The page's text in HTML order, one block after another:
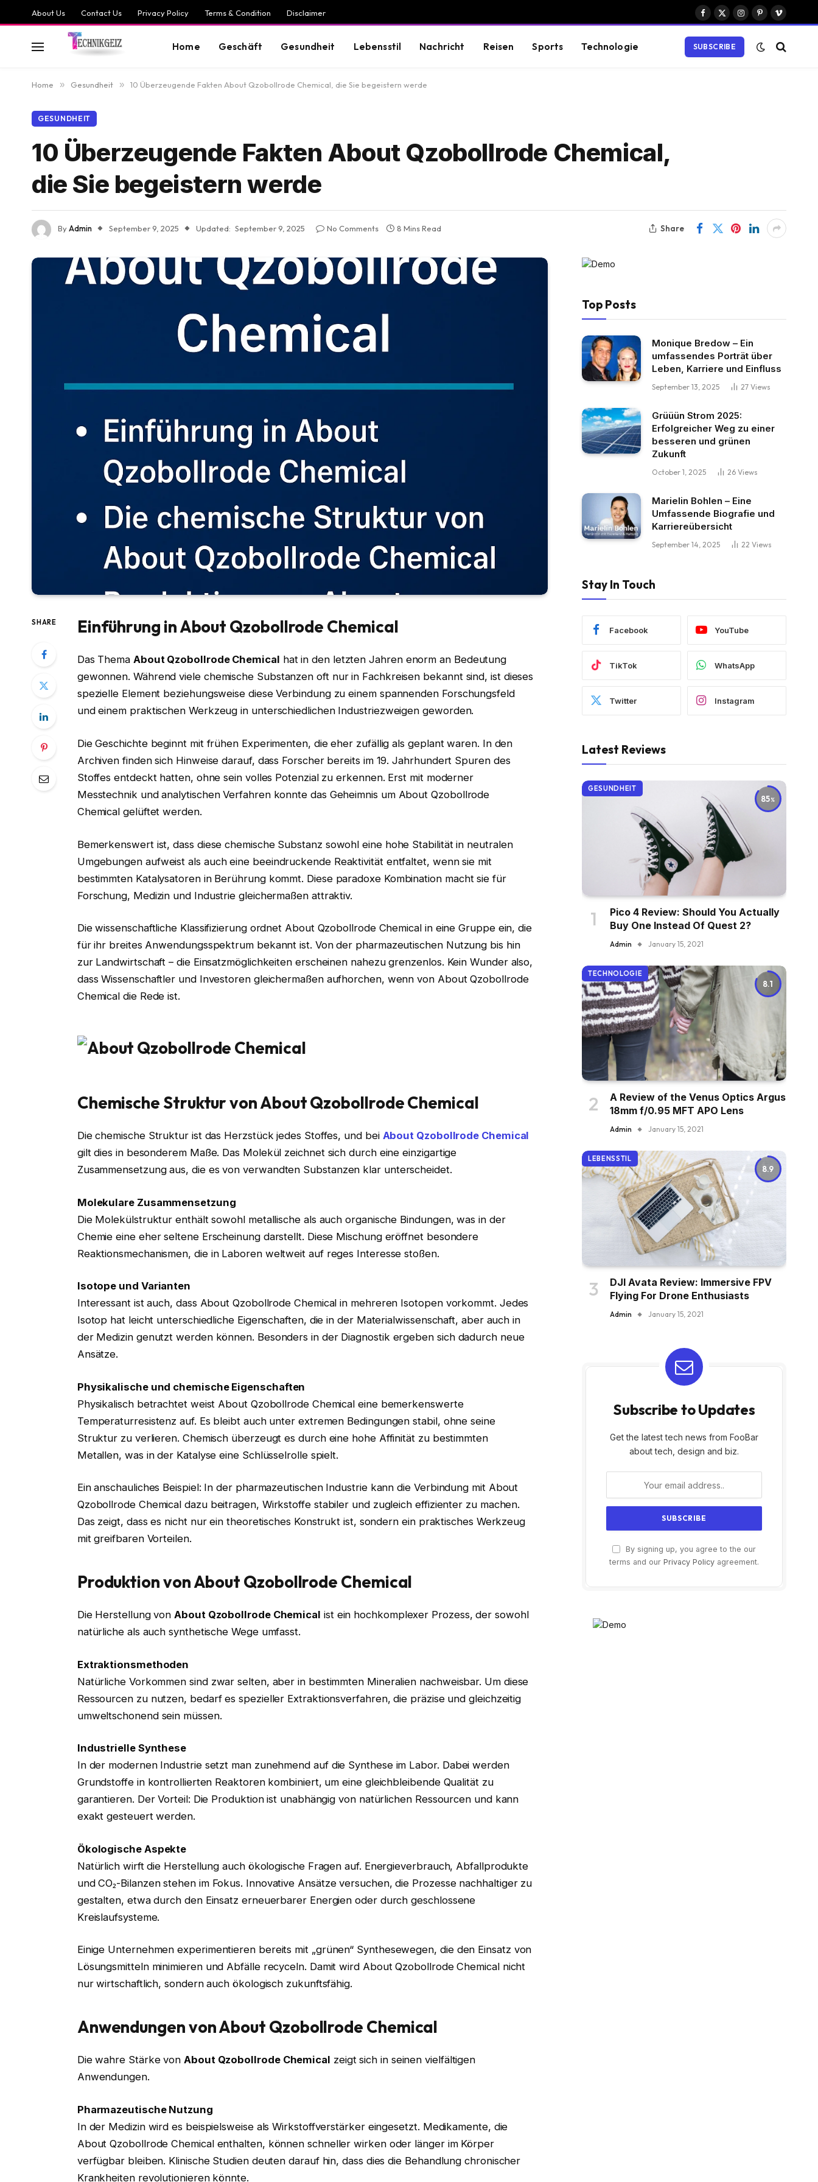
About Us Contact Us Privacy Policy Terms & Condition Disclaimer
Facebook
X
Instagram
PinterestVimeo
Home Geschäft Gesundheit Lebensstil Nachricht Reisen Sports Technologie SUBSCRIBE
Home » Gesundheit » 10 Überzeugende Fakten About Qzobollrode Chemical, die Sie begeistern werde
GESUNDHEIT
10 Überzeugende Fakten About Qzobollrode Chemical,
die Sie begeistern werde
ByAdmin September 9, 2025 Updated: September 9, 2025 No Comments 8 Mins Read Share
SHARE Einführung in About Qzobollrode Chemical
Das Thema About Qzobollrode Chemical hat in den letzten Jahren enorm an Bedeutung
gewonnen. Während viele chemische Substanzen oft nur in Fachkreisen bekannt sind, ist dieses
spezielle Element beziehungsweise diese Verbindung zu einem spannenden Forschungsfeld
und einem praktischen Werkzeug in unterschiedlichen Industriezweigen geworden.
Die Geschichte beginnt mit frühen Experimenten, die eher zufällig als geplant waren. In den
Archiven finden sich Hinweise darauf, dass Forscher bereits im 19. Jahrhundert Spuren des
Stoffes entdeckt hatten, ohne sein volles Potenzial zu erkennen. Erst mit moderner
Messtechnik und analytischen Verfahren konnte das Geheimnis um About Qzobollrode
Chemical gelüftet werden.
Bemerkenswert ist, dass diese chemische Substanz sowohl eine hohe Stabilität in neutralen
Umgebungen aufweist als auch eine beeindruckende Reaktivität entfaltet, wenn sie mit
bestimmten Katalysatoren in Berührung kommt. Diese paradoxe Kombination macht sie für
Forschung, Medizin und Industrie gleichermaßen attraktiv.
Die wissenschaftliche Klassifizierung ordnet About Qzobollrode Chemical in eine Gruppe ein, die
für ihr breites Anwendungsspektrum bekannt ist. Von der pharmazeutischen Nutzung bis hin
zur Landwirtschaft – die Einsatzmöglichkeiten erscheinen nahezu grenzenlos. Kein Wunder also,
dass Wissenschaftler und Investoren gleichermaßen aufhorchen, wenn von About Qzobollrode
Chemical die Rede ist.
Chemische Struktur von About Qzobollrode Chemical
Die chemische Struktur ist das Herzstück jedes Stoffes, und bei About Qzobollrode Chemical
gilt dies in besonderem Maße. Das Molekül zeichnet sich durch eine einzigartige
Zusammensetzung aus, die es von verwandten Substanzen klar unterscheidet.
Molekulare Zusammensetzung
Die Molekülstruktur enthält sowohl metallische als auch organische Bindungen, was in der
Chemie eine eher seltene Erscheinung darstellt. Diese Mischung eröffnet besondere
Reaktionsmechanismen, die in Laboren weltweit auf reges Interesse stoßen.
Isotope und Varianten
Interessant ist auch, dass About Qzobollrode Chemical in mehreren Isotopen vorkommt. Jedes
Isotop hat leicht unterschiedliche Eigenschaften, die in der Materialwissenschaft, aber auch in
der Medizin genutzt werden können. Besonders in der Diagnostik ergeben sich dadurch neue
Ansätze.
Physikalische und chemische Eigenschaften
Physikalisch betrachtet weist About Qzobollrode Chemical eine bemerkenswerte
Temperaturresistenz auf. Es bleibt auch unter extremen Bedingungen stabil, ohne seine
Struktur zu verlieren. Chemisch überzeugt es durch eine hohe Affinität zu bestimmten
Metallen, was in der Katalyse eine Schlüsselrolle spielt.
Ein anschauliches Beispiel: In der pharmazeutischen Industrie kann die Verbindung mit About
Qzobollrode Chemical dazu beitragen, Wirkstoffe stabiler und zugleich effizienter zu machen.
Das zeigt, dass es nicht nur ein theoretisches Konstrukt ist, sondern ein praktisches Werkzeug
mit greifbaren Vorteilen.
Produktion von About Qzobollrode Chemical
Die Herstellung vonAbout Qzobollrode Chemical ist ein hochkomplexer Prozess, der sowohl
natürliche als auch synthetische Wege umfasst.
Extraktionsmethoden
Natürliche Vorkommen sind zwar selten, aber in bestimmten Mineralien nachweisbar. Um diese
Ressourcen zu nutzen, bedarf es spezieller Extraktionsverfahren, die präzise und gleichzeitig
umweltschonend sein müssen.
Industrielle Synthese
In der modernen Industrie setzt man zunehmend auf die Synthese im Labor. Dabei werden
Grundstoffe in kontrollierten Reaktoren kombiniert, um eine gleichbleibende Qualität zu
garantieren. Der Vorteil: Die Produktion ist unabhängig von natürlichen Ressourcen und kann
exakt gesteuert werden.
Ökologische Aspekte
Natürlich wirft die Herstellung auch ökologische Fragen auf. Energieverbrauch, Abfallprodukte
und CO₂-Bilanzen stehen im Fokus. Innovative Ansätze versuchen, die Prozesse nachhaltiger zu
gestalten, etwa durch den Einsatz erneuerbarer Energien oder durch geschlossene
Kreislaufsysteme.
Einige Unternehmen experimentieren bereits mit „grünen“ Synthesewegen, die den Einsatz von
Lösungsmitteln minimieren und Abfälle recyceln. Damit wird About Qzobollrode Chemical nicht
nur wirtschaftlich, sondern auch ökologisch zukunftsfähig.
Anwendungen von About Qzobollrode Chemical
Die wahre Stärke vonAbout Qzobollrode Chemical zeigt sich in seinen vielfältigen
Anwendungen.
Pharmazeutische Nutzung
In der Medizin wird es beispielsweise als Wirkstoffverstärker eingesetzt. Medikamente, die
About Qzobollrode Chemical enthalten, können schneller wirken oder länger im Körper
verfügbar bleiben. Klinische Studien deuten darauf hin, dass dies die Behandlung chronischer
Krankheiten revolutionieren könnte.
Top Posts
Monique Bredow – Ein
umfassendes Porträt über
Leben, Karriere und Einfluss
September 13, 2025 27 Views
Grüüün Strom 2025:
Erfolgreicher Weg zu einer
besseren und grünen
Zukunft
October 1, 2025 26 Views
Marielin Bohlen – Eine
Umfassende Biografie und
Karriereübersicht
September 14, 2025 22 Views
Stay In Touch
Facebook YouTube
TikTok WhatsApp
Twitter Instagram
Latest Reviews
85
GESUNDHEIT
Pico 4 Review: Should You Actually
Buy One Instead Of Quest 2?
Admin January 15, 2021
8.1
TECHNOLOGIE
A Review of the Venus Optics Argus
18mm f/0.95 MFT APO Lens
Admin January 15, 2021
8.9
LEBENSSTIL
DJI Avata Review: Immersive FPV
Flying For Drone Enthusiasts
Admin January 15, 2021
Subscribe to Updates
Get the latest tech news from FooBar
about tech, design and biz.
By signing up, you agree to the our
terms and our Privacy Policy agreement.